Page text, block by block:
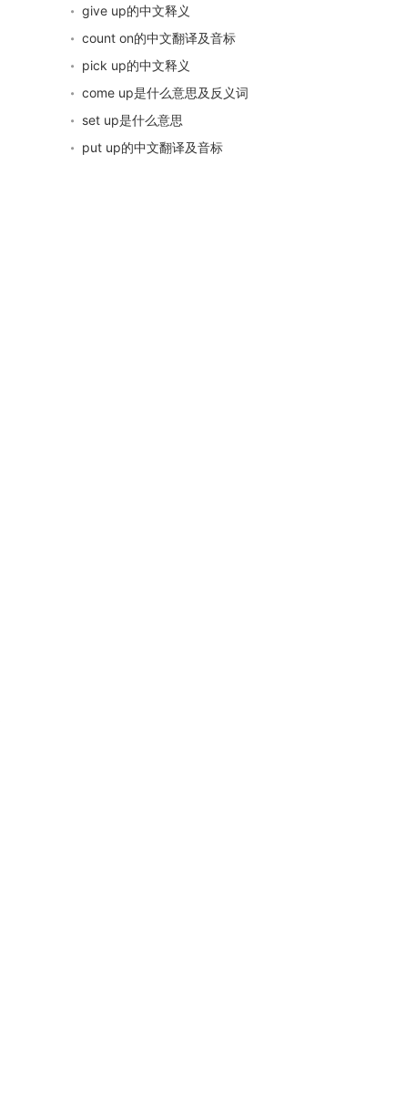
give up的中文释义
count on的中文翻译及音标
pick up的中文释义
come up是什么意思及反义词
set up是什么意思
put up的中文翻译及音标